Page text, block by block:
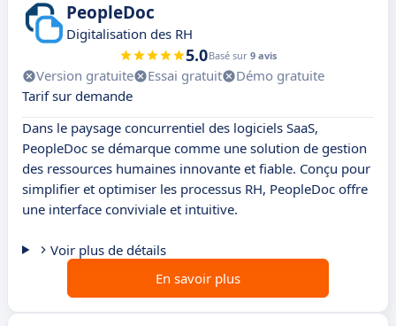
PeopleDoc
Digitalisation des RH
5.0Basé sur 9 avis
Version gratuite Essai gratuit
Démo gratuite
Tarif sur demande
Dans le paysage concurrentiel des logiciels SaaS,
PeopleDoc se démarque comme une solution de gestion
des ressources humaines innovante et fiable. Conçu pour
simplifier et optimiser les processus RH, PeopleDoc offre
une interface conviviale et intuitive.
Voir plus de détails
En savoir plus